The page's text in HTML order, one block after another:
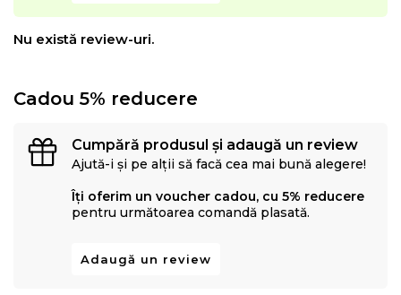
Nu există review-uri.
Cadou 5% reducere
Cumpără produsul și adaugă un review
Ajută-i și pe alții să facă cea mai bună alegere!
Îți oferim un voucher cadou, cu 5% reducere
pentru următoarea comandă plasată.
Adaugă un review